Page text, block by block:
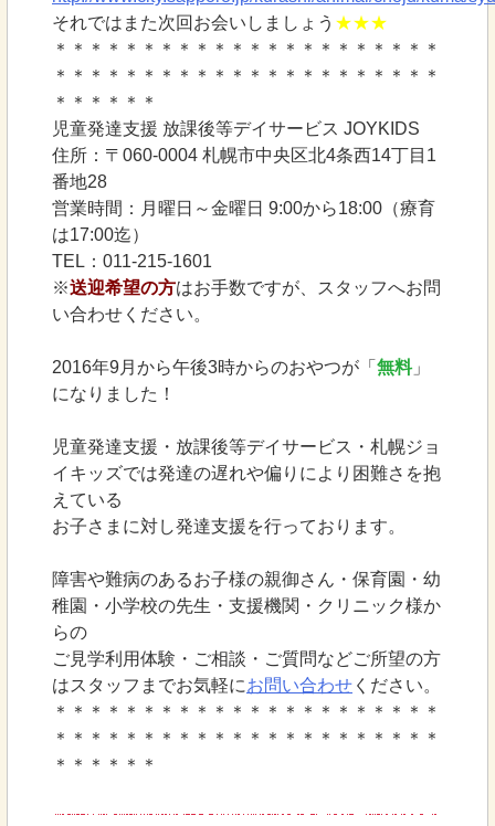
それではまた次回お会いしましょう ★★★
＊＊＊＊＊＊＊＊＊＊＊＊＊＊＊＊＊＊＊＊＊＊
＊＊＊＊＊＊＊＊＊＊＊＊＊＊＊＊＊＊＊＊＊＊
＊＊＊＊＊＊
児童発達支援 放課後等デイサービス JOYKIDS
住所：〒060-0004 札幌市中央区北4条西14丁目1
番地28
営業時間：月曜日～金曜日 9:00から18:00（療育
は17:00迄）
TEL：011-215-1601
※送迎希望の方はお手数ですが、スタッフへお問
い合わせください。
2016年9月から午後3時からのおやつが「 無料」
になりました！
児童発達支援・放課後等デイサービス・札幌ジョ
イキッズでは発達の遅れや偏りにより困難さを抱
えている
お子さまに対し発達支援を行っております。
障害や難病のあるお子様の親御さん・保育園・幼
稚園・小学校の先生・支援機関・クリニック様か
らの
ご見学利用体験・ご相談・ご質問などご所望の方
はスタッフまでお気軽にお問い合わせ ください。
＊＊＊＊＊＊＊＊＊＊＊＊＊＊＊＊＊＊＊＊＊＊
＊＊＊＊＊＊＊＊＊＊＊＊＊＊＊＊＊＊＊＊＊＊
＊＊＊＊＊＊